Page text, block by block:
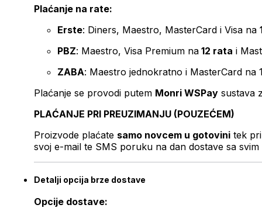
Plaćanje na rate:
Erste: Diners, Maestro, MasterCard i Visa na
PBZ: Maestro, Visa Premium na 12 rata i
ZABA: Maestro jednokratno i MasterCard na
Plaćanje se provodi putem Monri WSPay sustava
PLAĆANJE PRI PREUZIMANJU (POUZEĆEM)
Proizvode plaćate samo novcem u gotovini tek
svoj e-mail te SMS poruku na dan dostave sa svim
Detalji opcija brze dostave
Opcije dostave: